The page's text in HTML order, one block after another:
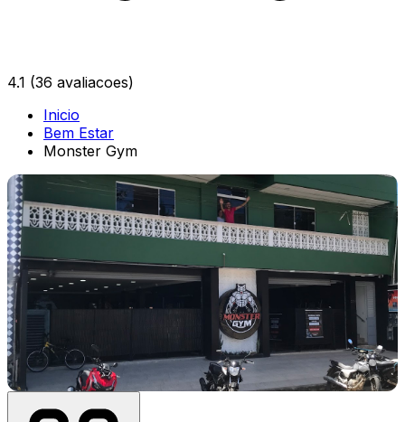
4.1 (36 avaliacoes)
Inicio
Bem Estar
Monster Gym